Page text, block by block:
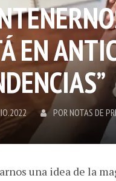
EN
POR NOTAS DE
una idea de la